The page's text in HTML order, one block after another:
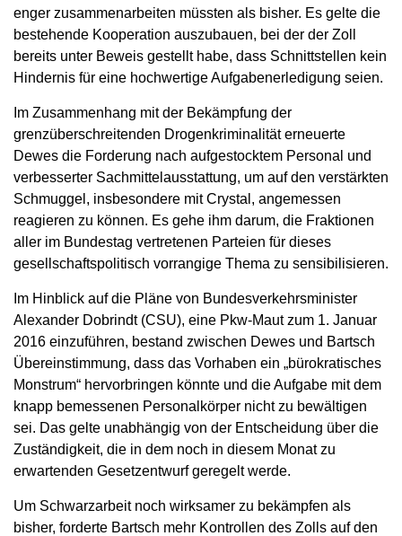
enger zusammenarbeiten müssten als bisher. Es gelte die
bestehende Kooperation auszubauen, bei der der Zoll
bereits unter Beweis gestellt habe, dass Schnittstellen kein
Hindernis für eine hochwertige Aufgabenerledigung seien.
Im Zusammenhang mit der Bekämpfung der
grenzüberschreitenden Drogenkriminalität erneuerte
Dewes die Forderung nach aufgestocktem Personal und
verbesserter Sachmittelausstattung, um auf den verstärkten
Schmuggel, insbesondere mit Crystal, angemessen
reagieren zu können. Es gehe ihm darum, die Fraktionen
aller im Bundestag vertretenen Parteien für dieses
gesellschaftspolitisch vorrangige Thema zu sensibilisieren.
Im Hinblick auf die Pläne von Bundesverkehrsminister
Alexander Dobrindt (CSU), eine Pkw-Maut zum 1. Januar
2016 einzuführen, bestand zwischen Dewes und Bartsch
Übereinstimmung, dass das Vorhaben ein „bürokratisches
Monstrum“ hervorbringen könnte und die Aufgabe mit dem
knapp bemessenen Personalkörper nicht zu bewältigen
sei. Das gelte unabhängig von der Entscheidung über die
Zuständigkeit, die in dem noch in diesem Monat zu
erwartenden Gesetzentwurf geregelt werde.
Um Schwarzarbeit noch wirksamer zu bekämpfen als
bisher, forderte Bartsch mehr Kontrollen des Zolls auf den